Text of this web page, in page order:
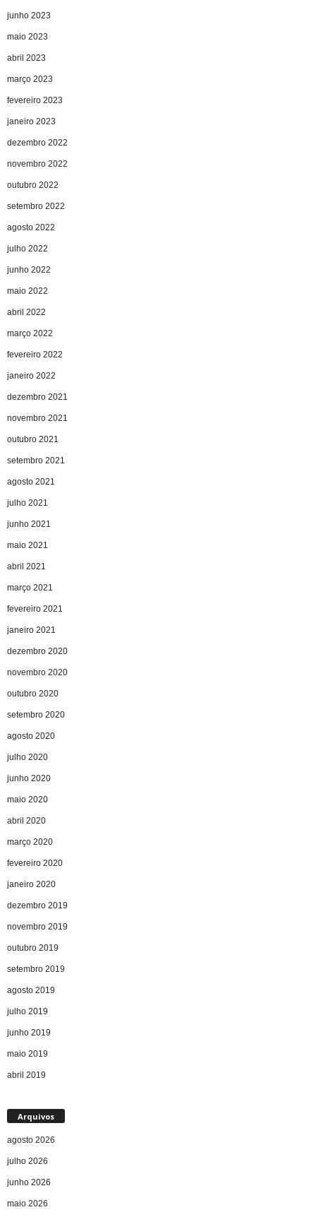
junho 2023
maio 2023
abril 2023
março 2023
fevereiro 2023
janeiro 2023
dezembro 2022
novembro 2022
outubro 2022
setembro 2022
agosto 2022
julho 2022
junho 2022
maio 2022
abril 2022
março 2022
fevereiro 2022
janeiro 2022
dezembro 2021
novembro 2021
outubro 2021
setembro 2021
agosto 2021
julho 2021
junho 2021
maio 2021
abril 2021
março 2021
fevereiro 2021
janeiro 2021
dezembro 2020
novembro 2020
outubro 2020
setembro 2020
agosto 2020
julho 2020
junho 2020
maio 2020
abril 2020
março 2020
fevereiro 2020
janeiro 2020
dezembro 2019
novembro 2019
outubro 2019
setembro 2019
agosto 2019
julho 2019
junho 2019
maio 2019
abril 2019
Arquivos
agosto 2026
julho 2026
junho 2026
maio 2026